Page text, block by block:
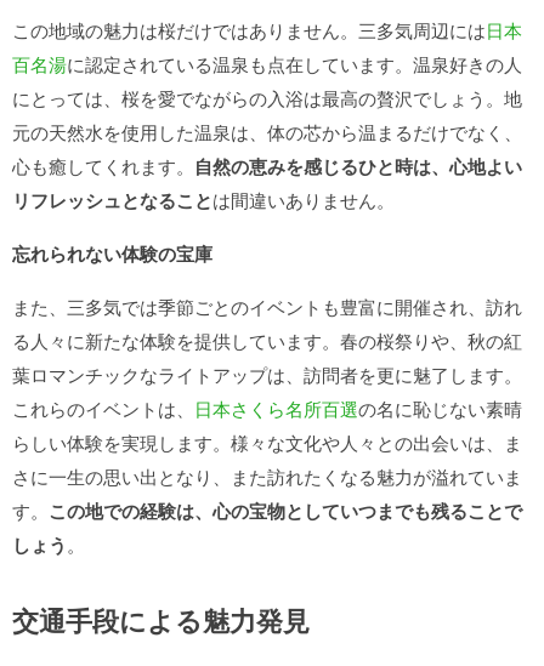
この地域の魅力は桜だけではありません。三多気周辺には日本
百名湯に認定されている温泉も点在しています。温泉好きの人
にとっては、桜を愛でながらの入浴は最高の贅沢でしょう。地
元の天然水を使用した温泉は、体の芯から温まるだけでなく、
心も癒してくれます。 自然の恵みを感じるひと時は、心地よい
リフレッシュとなることは間違いありません。
忘れられない体験の宝庫
また、三多気では季節ごとのイベントも豊富に開催され、訪れ
る人々に新たな体験を提供しています。春の桜祭りや、秋の紅
葉ロマンチックなライトアップは、訪問者を更に魅了します。
これらのイベントは、 日本さくら名所百選の名に恥じない素晴
らしい体験を実現します。様々な文化や人々との出会いは、ま
さに一生の思い出となり、また訪れたくなる魅力が溢れていま
す。 この地での経験は、心の宝物としていつまでも残ることで
しょう 。
交通手段による魅力発見